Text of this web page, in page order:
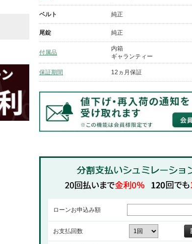
ベルト 純正
尾錠 純正
付属品
内箱
ギャランティー
保証期間 12ヵ月保証
ローンお申込み額
お支払回数